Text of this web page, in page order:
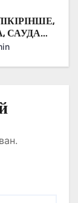
САУДА
ӨЗАРА
БАР
КЕЛЕДІ